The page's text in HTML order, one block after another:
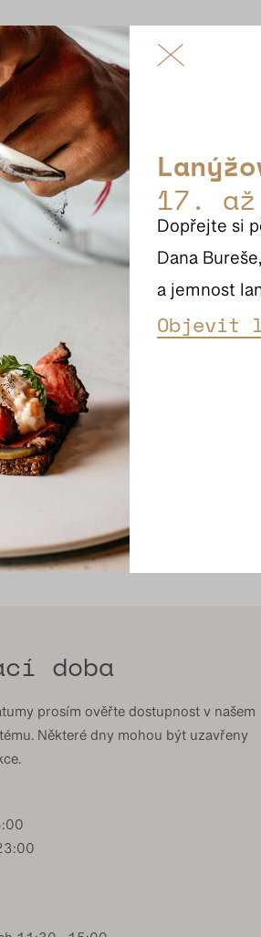
doba
prosím ověřte dostupnost v našem
Některé dny mohou být uzavřeny
17.
Dopřejte si
Dana
a jemnost
Objevit